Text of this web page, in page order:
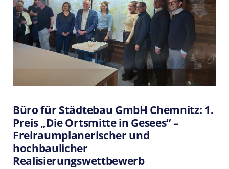
Stellplatzbereiche werden
wasserdurchlässig ausgeführt, etwa mit
Rasengittersteinen, um Versiegelung zu
reduzieren und Regenwasser vor Ort zu
Die Scheune als Herz der
Ortsmitte
Die Scheune bildet den zentralen
Veranstaltungsort und funktionalen
Schwerpunkt. Ein zurückgesetztes
Büro für Städtebau GmbH Chemnitz: 1.
Preis „Die Ortsmitte in Gesees“ –
Freiraumplanerischer und
hochbaulicher
Realisierungswettbewerb